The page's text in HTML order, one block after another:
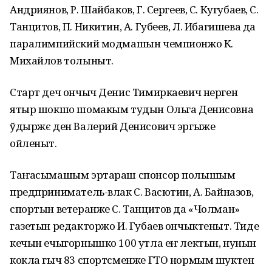
Андриянов, Р. Шайбаков, Г. Сергеев, С. Кугубаев, С.
Танцитов, П. Никитин, А. Губеев, Л. Ибагишева да
паралимпийский модмашын чемпионжо К.
Михайлов толыныт.
Старт деч ончыч Денис Тимиркаевич нерген
ятыр шокшо шомакым тудын Ольга Денисовна
ўдыржє ден Валерий Денисович эргыже
ойленыт.
Таҥасымашым эртараш спонсор полышым
предприниматель-влак С. Васютин, А. Байназов,
спортын ветеранже С. Танцитов да «Чолман»
газетын редакторжо И. Губаев ончыктеныт. Тиде
кечын ечыгорнышко 100 утла еҥ лектын, нунын
кокла гыч 83 спортсменже ГТО нормым шуктен